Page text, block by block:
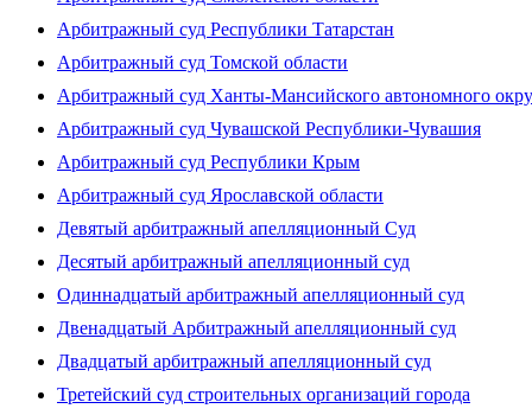
Арбитражный суд Республики Татарстан
Арбитражный суд Томской области
Арбитражный суд Ханты-Мансийского автономного
Арбитражный суд Чувашской Республики-Чувашия
Арбитражный суд Республики Крым
Арбитражный суд Ярославской области
Девятый арбитражный апелляционный Суд
Десятый арбитражный апелляционный суд
Одиннадцатый арбитражный апелляционный суд
Двенадцатый Арбитражный апелляционный суд
Двадцатый арбитражный апелляционный суд
Третейский суд строительных организаций города